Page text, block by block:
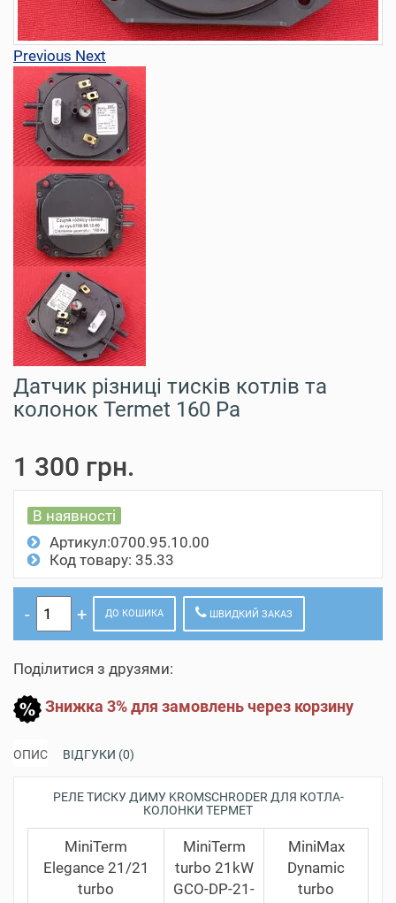
Previous Next
Датчик різниці тисків котлів та
колонок Termet 160 Pa
1 300 грн.
В наявності
Артикул:0700.95.10.00
Код товару: 35.33
ДО КОШИКА ШВИДКИЙ ЗАКАЗ
Поділитися з друзями:
Знижка 3% для замовлень через корзину
ОПИС ВІДГУКИ (0)
РЕЛЕ ТИСКУ ДИМУ KROMSCHRODER ДЛЯ КОТЛА-
КОЛОНКИ ТЕРМЕТ
MiniTerm
Elegance 21/21
turbo
MiniTerm
turbo 21kW
GCO-DP-21-
MiniMax
Dynamic
turbo